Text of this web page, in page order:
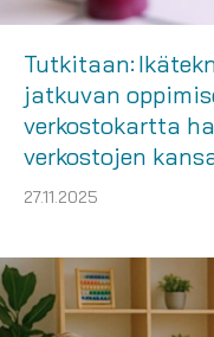
Tutkitaan:
jatkuvan
verkostokartta
verkostojen
27.11.2025